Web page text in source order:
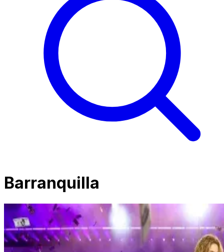
Barranquilla